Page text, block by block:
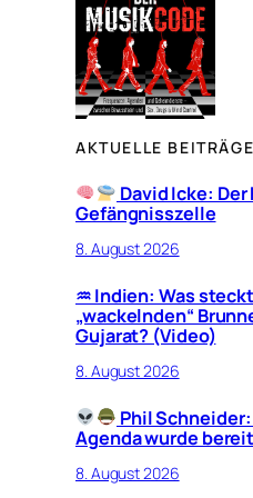
AKTUELLE BEITRÄGE
David Icke:
Gefängnisszelle
8. August 2026
♒︎ Indien: Was
„wackelnden“
Gujarat? (Video)
8. August 2026
Phil
Agenda wurde
8. August 2026